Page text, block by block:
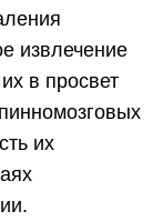
извлечение
в просвет
их